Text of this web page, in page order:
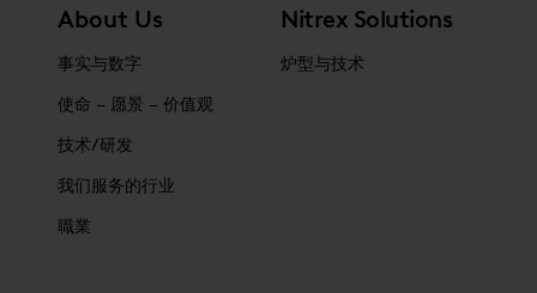
About Us
事实与数字
使命 – 愿景 – 价值观
技术/研发
我们服务的行业
職業
Nitrex Solutions
炉型与技术